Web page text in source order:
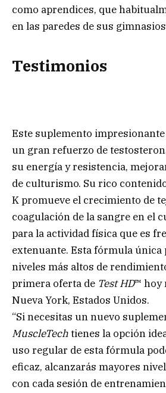
como aprendices, que
en las paredes de sus
Testimonios
Este suplemento impresionante
un gran refuerzo de
su energía y resistencia,
de culturismo. Su rico
K promueve el crecimiento de
coagulación de la sangre en el
para la actividad física que es
extenuante. Esta fórmula única
niveles más altos de
primera oferta de Test HD™ hoy
Nueva York, Estados Unidos.
“Si necesitas un nuevo
MuscleTechtienes la opción
uso regular de esta fórmula
eficaz, alcanzarás mayores
con cada sesión de